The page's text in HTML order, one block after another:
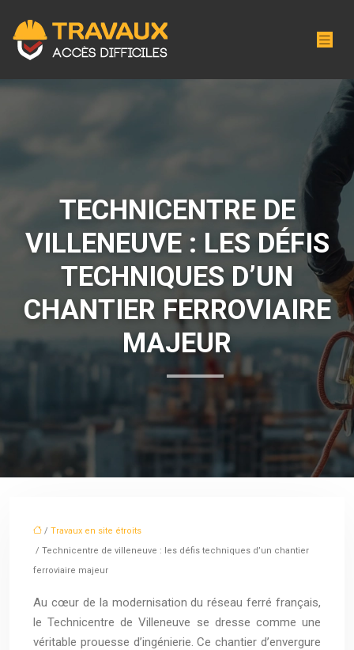
TECHNICENTRE DE
VILLENEUVE : LES DÉFIS
TECHNIQUES D’UN
CHANTIER FERROVIAIRE
MAJEUR
/ Travaux en site étroits
/ Technicentre de villeneuve : les défis techniques d’un chantier
ferroviaire majeur
Au cœur de la modernisation du réseau ferré français,
le Technicentre de Villeneuve se dresse comme une
véritable prouesse d’ingénierie. Ce chantier d’envergure